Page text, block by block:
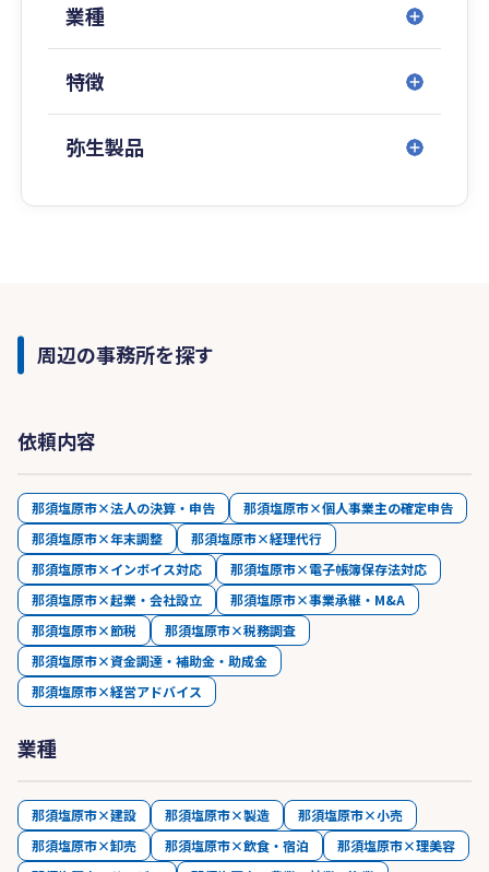
業種
特徴
弥生製品
周辺の事務所を探す
依頼内容
那須塩原市×法人の決算・申告
那須塩原市×個人事業主の確定申告
那須塩原市×年末調整
那須塩原市×経理代行
那須塩原市×インボイス対応
那須塩原市×電子帳簿保存法対応
那須塩原市×起業・会社設立
那須塩原市×事業承継・M&A
那須塩原市×節税
那須塩原市×税務調査
那須塩原市×資金調達・補助金・助成金
那須塩原市×経営アドバイス
業種
那須塩原市×建設 那須塩原市×製造
那須塩原市×小売
那須塩原市×卸売
那須塩原市×飲食・宿泊
那須塩原市×理美容